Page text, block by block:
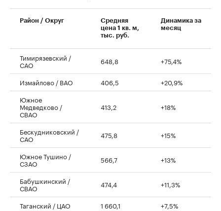
00:00 / 00:00
Район / Округ
Средняя
цена 1 кв. м,
тыс. руб.
Динамика за
месяц
Тимирязевский /
САО 648,8 +75,4%
Измайлово / ВАО 406,5
+20,9%
Южное
Медведково /
СВАО
413,2 +18%
Бескудниковский /
САО 475,8 +15%
Южное Тушино /
СЗАО 566,7 +13%
Бабушкинский /
СВАО 474,4 +11,3%
Таганский / ЦАО 1 660,1
+7,5%